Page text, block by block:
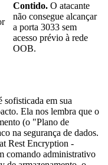
Contido. O atacante
não consegue alcançar
a porta 3033 sem
acesso prévio à rede
OOB.
em sua
Ela nos lembra que o
(o "Plano de
na segurança de dados.
Rest Encryption -
comando administrativo